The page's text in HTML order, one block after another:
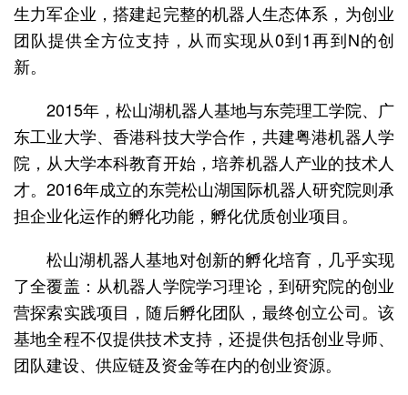
生力军企业，搭建起完整的机器人生态体系，为创业
团队提供全方位支持，从而实现从0到1再到N的创
新。
2015年，松山湖机器人基地与东莞理工学院、广
东工业大学、香港科技大学合作，共建粤港机器人学
院，从大学本科教育开始，培养机器人产业的技术人
才。2016年成立的东莞松山湖国际机器人研究院则承
担企业化运作的孵化功能，孵化优质创业项目。
松山湖机器人基地对创新的孵化培育，几乎实现
了全覆盖：从机器人学院学习理论，到研究院的创业
营探索实践项目，随后孵化团队，最终创立公司。该
基地全程不仅提供技术支持，还提供包括创业导师、
团队建设、供应链及资金等在内的创业资源。